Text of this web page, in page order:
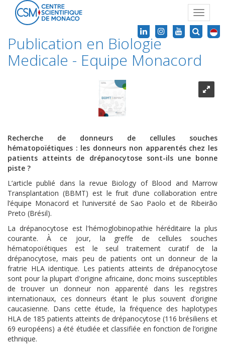
Toggle
Publication en Biologie
Medicale - Equipe Monacord
Recherche de donneurs de cellules souches
hématopoïétiques : les donneurs non apparentés chez les
patients atteints de drépanocytose sont-ils une bonne
piste ?
L’article publié dans la revue Biology of Blood and Marrow
Transplantation (BBMT) est le fruit d’une collaboration entre
l’équipe Monacord et l’université de Sao Paolo et de Ribeirão
Preto (Brésil).
La drépanocytose est l'hémoglobinopathie héréditaire la plus
courante. À ce jour, la greffe de cellules souches
hématopoïétiques est le seul traitement curatif de la
drépanocytose, mais peu de patients ont un donneur de la
fratrie HLA identique. Les patients atteints de drépanocytose
sont pour la plupart d'origine africaine, donc moins susceptibles
de trouver un donneur non apparenté dans les registres
internationaux, ces donneurs étant le plus souvent d’origine
caucasienne. Dans cette étude, la fréquence des haplotypes
HLA de 185 patients atteints de drépanocytose (116 brésiliens et
69 européens) a été étudiée et classifiée en fonction de l’origine
ethnique.